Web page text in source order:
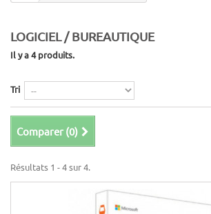
LOGICIEL / BUREAUTIQUE
Il y a 4 produits.
Tri
Comparer (0)
Résultats 1 - 4 sur 4.